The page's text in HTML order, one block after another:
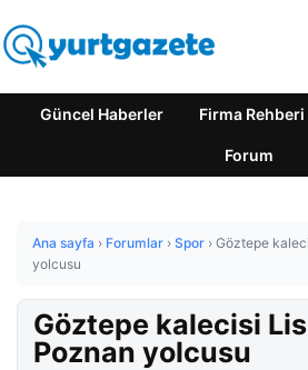
Güncel Haberler Firma Rehberi
Forum
Ana sayfa › Forumlar › Spor › Göztepe
yolcusu
Göztepe kalecisi
Poznan yolcusu